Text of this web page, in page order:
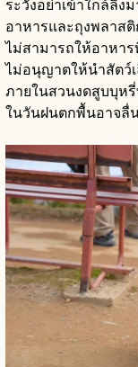
ระวังอย่าเข้าใกล้ลิง
อาหารและถุงพลาสติ
ไม่สามารถให้อาหาร
ไม่อนุญาตให้นำสัตว์เ
ภายในสวนงดสูบบุห
ในวันฝนตกพื้นอาจลื่